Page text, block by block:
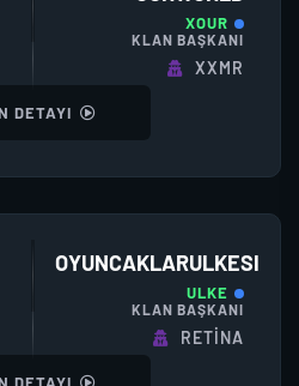
XOUR
KLAN BAŞKANI
XXMR
DETAYI
OYUNCAKLARULKESI
ULKE
KLAN BAŞKANI
RETİNA